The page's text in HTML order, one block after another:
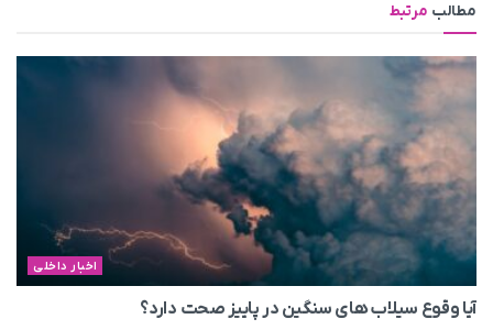
مطالب مرتبط
اخبار داخلی
آیا وقوع سیلاب های سنگین در پاییز صحت دارد؟